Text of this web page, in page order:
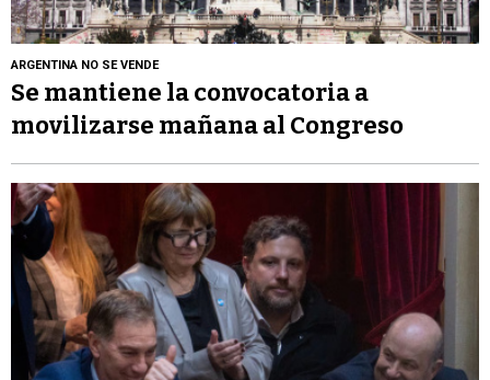
ARGENTINA NO SE VENDE
Se mantiene la convocatoria a
movilizarse mañana al Congreso